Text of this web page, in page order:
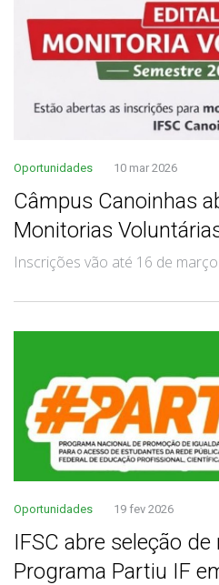
Oportunidades 10 mar 2026
Câmpus Canoinhas
Monitorias
Inscrições vão até 16 de março.
Oportunidades 19 fev 2026
IFSC abre seleção
Programa Partiu IF